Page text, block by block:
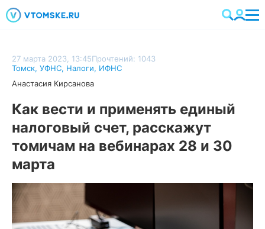
27 марта 2023, 13:45Прочтений: 1043
Томск, УФНС, Налоги, ИФНС
Анастасия Кирсанова
Как вести и применять единый
налоговый счет, расскажут
томичам на вебинарах 28 и 30
марта